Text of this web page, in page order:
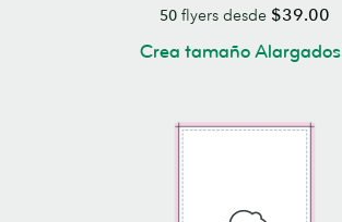
50 flyers desde $39.00
Crea tamaño Alargados